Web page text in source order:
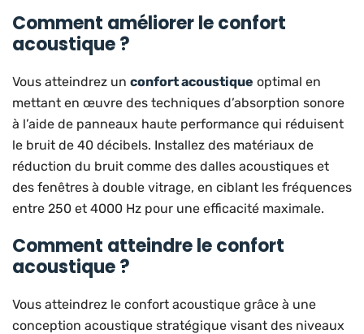
Comment améliorer le confort
acoustique ?
Vous atteindrez un confort acoustique optimal en
mettant en œuvre des techniques d’absorption sonore
à l’aide de panneaux haute performance qui réduisent
le bruit de 40 décibels. Installez des matériaux de
réduction du bruit comme des dalles acoustiques et
des fenêtres à double vitrage, en ciblant les fréquences
entre 250 et 4000 Hz pour une efficacité maximale.
Comment atteindre le confort
acoustique ?
Vous atteindrez le confort acoustique grâce à une
conception acoustique stratégique visant des niveaux